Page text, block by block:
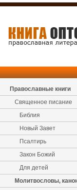
Православные книги
Священное писание
Библия
Новый Завет
Псалтирь
Закон Божий
Для детей
Молитвословы,